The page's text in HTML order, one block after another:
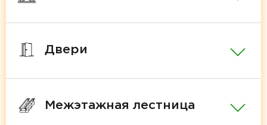
Двери
Межэтажная лестница